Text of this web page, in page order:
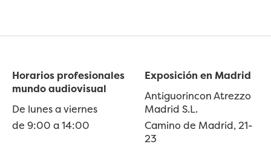
Horarios profesionales
mundo audiovisual
De lunes a viernes
de 9:00 a 14:00
Exposición en Madrid
Antiguorincon Atrezzo
Madrid S.L.
Camino de Madrid, 21-
23